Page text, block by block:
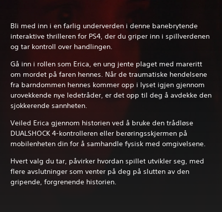
Bli med inn i en farlig underverden i denne banebrytende
interaktive thrilleren for PS4, der du griper inn i spillverdenen
og tar kontroll over handlingen.
Gå inn i rollen som Erica, en ung jente plaget med mareritt
om mordet på faren hennes. Når de traumatiske hendelsene
fra barndommen hennes kommer opp i lyset igjen gjennom
urovekkende nye ledetråder, er det opp til deg å avdekke den
sjokkerende sannheten.
Veiled Erica gjennom historien ved å bruke den trådløse
DUALSHOCK 4-kontrolleren eller berøringsskjermen på
mobilenheten din for å samhandle fysisk med omgivelsene.
Hvert valg du tar, påvirker hvordan spillet utvikler seg, med
flere avslutninger som venter på deg på slutten av den
gripende, forgrenende historien.